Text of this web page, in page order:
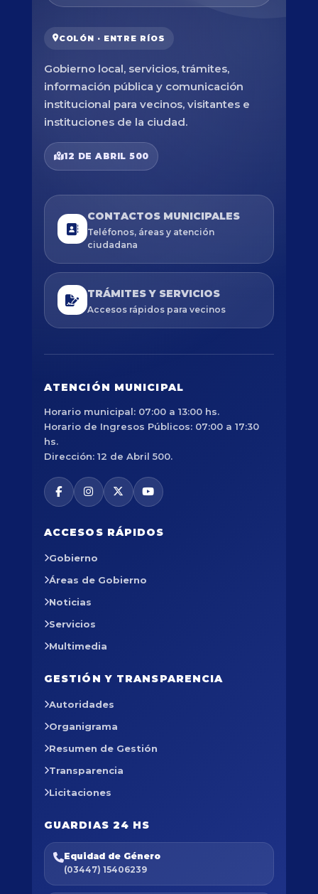
COLÓN · ENTRE RÍOS
Gobierno local, servicios, trámites,
información pública y comunicación
institucional para vecinos, visitantes e
instituciones de la ciudad.
12 DE ABRIL 500
CONTACTOS MUNICIPALES
Teléfonos, áreas y atención
ciudadana
TRÁMITES Y SERVICIOS
Accesos rápidos para vecinos
ATENCIÓN MUNICIPAL
Horario municipal: 07:00 a 13:00 hs.
Horario de Ingresos Públicos: 07:00 a 17:30
hs.
Dirección: 12 de Abril 500.
ACCESOS RÁPIDOS
Gobierno
Áreas de Gobierno
Noticias
Servicios
Multimedia
GESTIÓN Y TRANSPARENCIA
Autoridades
Organigrama
Resumen de Gestión
Transparencia
Licitaciones
GUARDIAS 24 HS
Equidad de Género
(03447) 15406239